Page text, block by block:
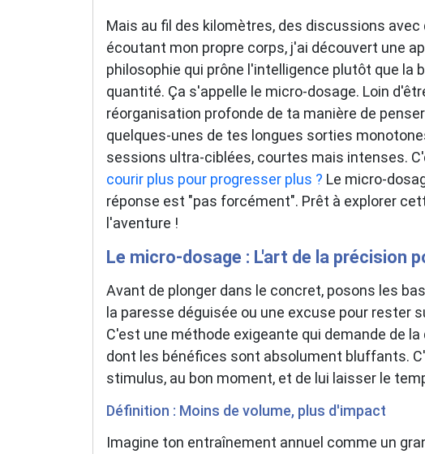
Mais au fil des kilomètres, des discussions
écoutant mon propre corps, j'ai découvert une
philosophie qui prône l'intelligence plutôt que la
quantité. Ça s'appelle le micro-dosage. Loin
réorganisation profonde de ta manière de
quelques-unes de tes longues sorties
sessions ultra-ciblées, courtes mais intenses.
courir plus pour progresser plus ? Le micro-
réponse est "pas forcément". Prêt à explorer
l'aventure !
Le micro-dosage : L'art de la précision
Avant de plonger dans le concret, posons les
la paresse déguisée ou une excuse pour rester
C'est une méthode exigeante qui demande de
dont les bénéfices sont absolument bluffants.
stimulus, au bon moment, et de lui laisser le
Définition : Moins de volume, plus d'impact
Imagine ton entraînement annuel comme un